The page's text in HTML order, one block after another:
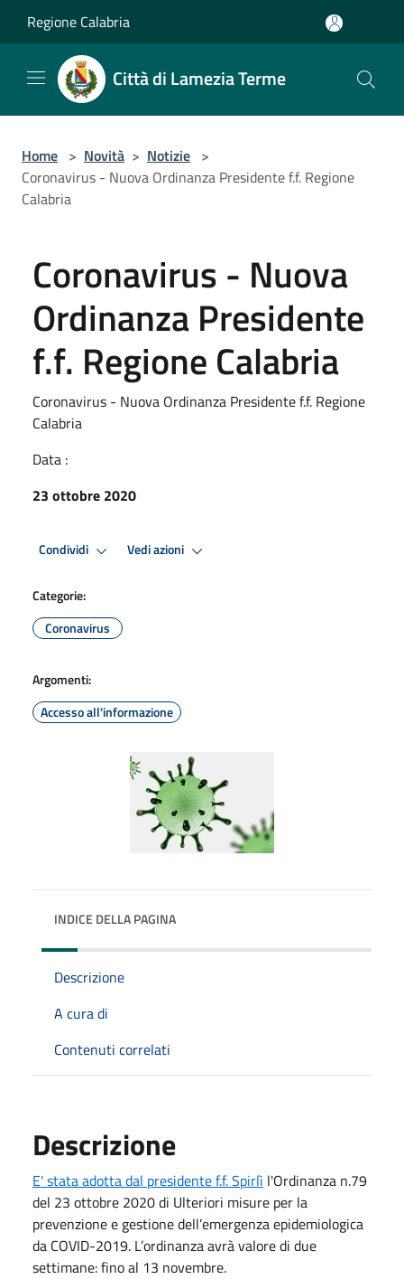
Regione Calabria
Città di Lamezia Terme
Home > Novità > Notizie >
Coronavirus - Nuova Ordinanza Presidente f.f. Regione
Calabria
Coronavirus - Nuova
Ordinanza Presidente
f.f. Regione Calabria
Coronavirus - Nuova Ordinanza Presidente f.f. Regione
Calabria
Data :
23 ottobre 2020
Condividi Vedi azioni
Categorie:
Coronavirus
Argomenti:
Accesso all'informazione
INDICE DELLA PAGINA
Descrizione
A cura di
Contenuti correlati
Descrizione
E' stata adotta dal presidente f.f. Spirlì l'Ordinanza n.79
del 23 ottobre 2020 di Ulteriori misure per la
prevenzione e gestione dell’emergenza epidemiologica
da COVID-2019. L’ordinanza avrà valore di due
settimane: fino al 13 novembre.